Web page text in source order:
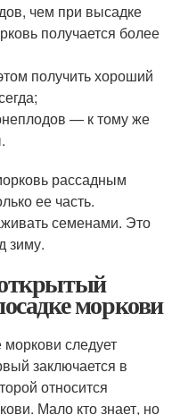
чем при высадке
получается более
получить хороший
— к тому же
рассадным
ее часть.
семенами. Это
зиму.
моркови
моркови следует
заключается в
относится
Мало кто знает, но